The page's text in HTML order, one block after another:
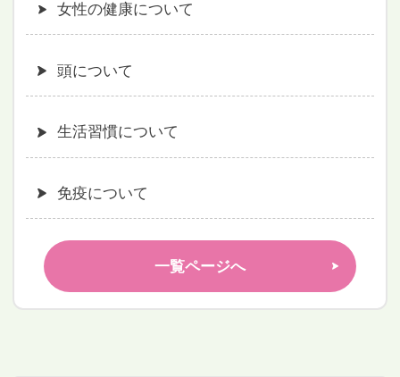
女性の健康について
頭について
生活習慣について
免疫について
一覧ページへ